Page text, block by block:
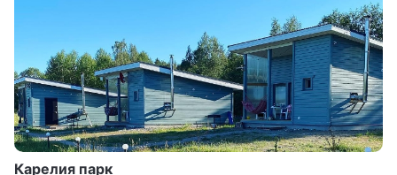
Карелия парк